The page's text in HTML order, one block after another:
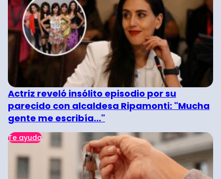
Actriz reveló insólito episodio por su
parecido con alcaldesa Ripamonti: "Mucha
gente me escribía..."
Te ayuda